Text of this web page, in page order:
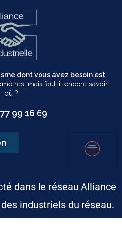
dont vous avez besoin est
mais faut-il encore savoir
où ?
99 16 69
dans le réseau Alliance
industriels du réseau.